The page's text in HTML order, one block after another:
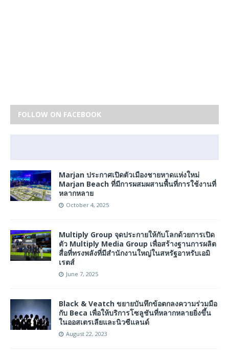
FOLLOW ON FACEBOOK
Marjan ประกาศเปิดตัวเมืองชายหาดแห่งใหม่
Marjan Beach ที่มีการผสมผสานพื้นที่การใช้งานที่
หลากหลาย
October 4, 2025
Multiply Group จุดประกายให้กับโลกด้วยการเปิด
ตัว Multiply Media Group เพื่อสร้างฐานการผลิต
สื่อที่ทรงพลังที่มีสำนักงานใหญ่ในสหรัฐอาหรับเอมิ
เรตส์
June 7, 2025
Black & Veatch ขยายบันทึกข้อตกลงความร่วมมือ
กับ Beca เพื่อให้บริการโซลูชันที่หลากหลายยิ่งขึ้น
ในออสเตรเลียและนิวซีแลนด์
August 22, 2023